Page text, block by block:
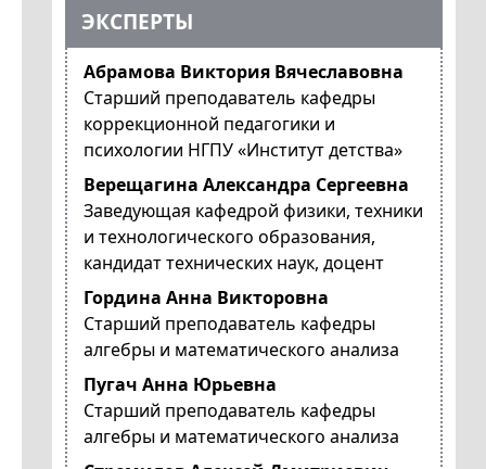
ЭКСПЕРТЫ
Абрамова Виктория Вячеславовна
Старший преподаватель кафедры
коррекционной педагогики и
психологии НГПУ «Институт детства»
Верещагина Александра Сергеевна
Заведующая кафедрой физики, техники
и технологического образования,
кандидат технических наук, доцент
Гордина Анна Викторовна
Старший преподаватель кафедры
алгебры и математического анализа
Пугач Анна Юрьевна
Старший преподаватель кафедры
алгебры и математического анализа